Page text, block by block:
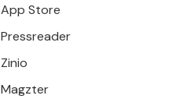
App Store
Pressreader
Zinio
Magzter